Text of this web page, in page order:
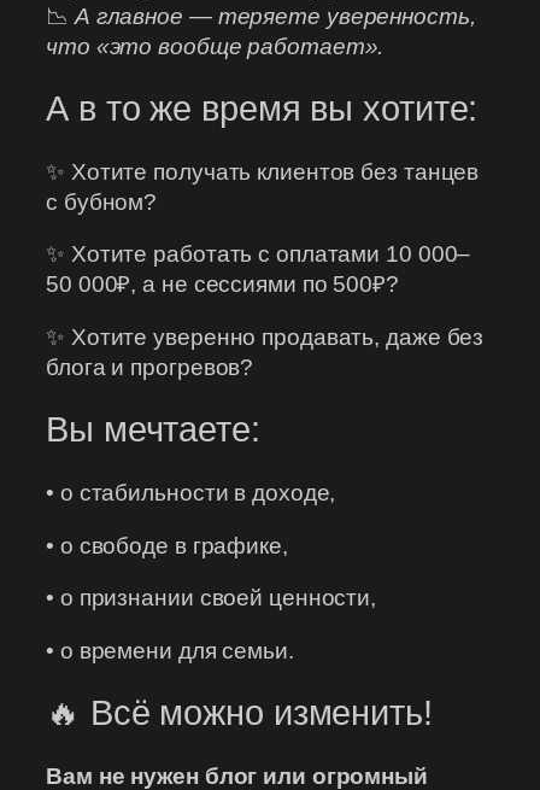
📉 А главное — теряете уверенность,
что «это вообще работает».
А в то же время вы хотите:
✨ Хотите получать клиентов без танцев
с бубном?
✨ Хотите работать с оплатами 10 000–
50 000₽, а не сессиями по 500₽?
✨ Хотите уверенно продавать, даже без
блога и прогревов?
Вы мечтаете:
• о стабильности в доходе,
• о свободе в графике,
• о признании своей ценности,
• о времени для семьи.
🔥 Всё можно изменить!
Вам не нужен блог или огромный